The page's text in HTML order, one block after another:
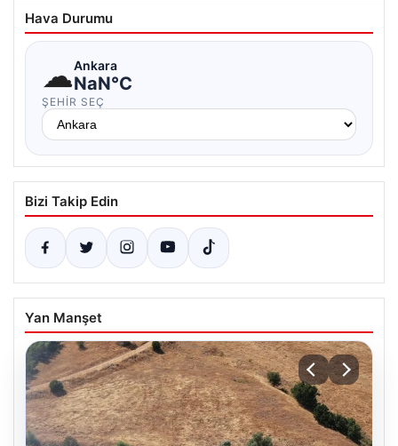
Hava Durumu
☁Ankara
NaN°C
ŞEHIR SEÇ
Bizi Takip Edin
Yan Manşet